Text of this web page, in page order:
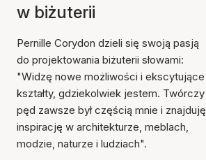
w biżuterii
Pernille Corydon dzieli się swoją pasją
do projektowania biżuterii słowami:
"Widzę nowe możliwości i ekscytujące
kształty, gdziekolwiek jestem. Twórczy
pęd zawsze był częścią mnie i znajduję
inspirację w architekturze, meblach,
modzie, naturze i ludziach".